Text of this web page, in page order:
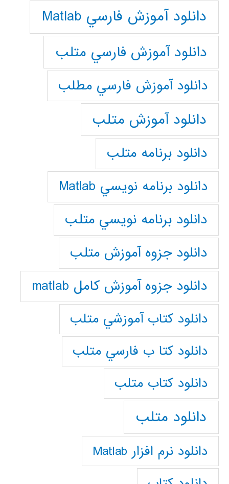
دانلود آموزش فارسي Matlab
دانلود آموزش فارسي متلب
دانلود آموزش فارسي مطلب
دانلود آموزش متلب
دانلود برنامه متلب
دانلود برنامه نويسي Matlab
دانلود برنامه نويسي متلب
دانلود جزوه آموزش متلب
دانلود جزوه آموزش کامل matlab
دانلود كتاب آموزشي متلب
دانلود كتا ب فارسي متلب
دانلود كتاب متلب
دانلود متلب
دانلود نرم افزار Matlab